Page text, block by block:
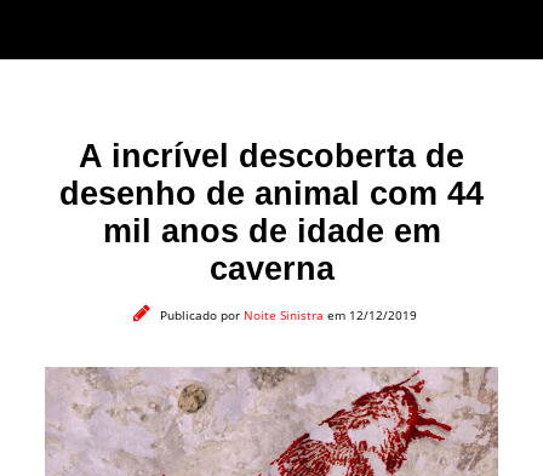
A incrível descoberta de
desenho de animal com 44
mil anos de idade em
caverna
Publicado por Noite Sinistra em 12/12/2019